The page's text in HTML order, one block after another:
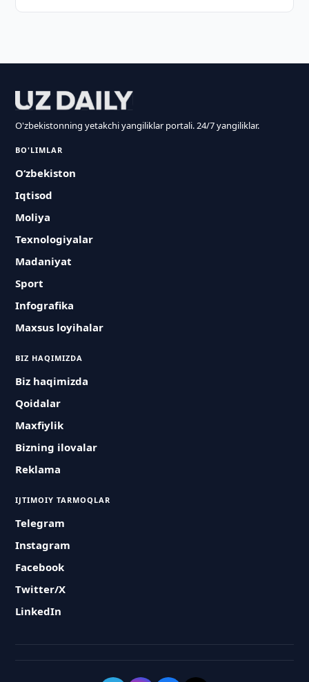
O'zbekistonning yetakchi yangiliklar portali. 24/7 yangiliklar.
BO'LIMLAR
O‘zbekiston
Iqtisod
Moliya
Texnologiyalar
Madaniyat
Sport
Infografika
Maxsus loyihalar
BIZ HAQIMIZDA
Biz haqimizda
Qoidalar
Maxfiylik
Bizning ilovalar
Reklama
IJTIMOIY TARMOQLAR
Telegram
Instagram
Facebook
Twitter/X
LinkedIn